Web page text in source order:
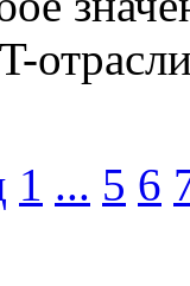
1 ... 5 6